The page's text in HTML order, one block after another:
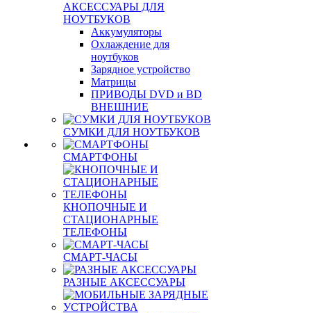
АКСЕССУАРЫ ДЛЯ
НОУТБУКОВ
Аккумуляторы
Охлаждение для
ноутбуков
Зарядное устройство
Матрицы
ПРИВОДЫ DVD и BD
ВНЕШНИЕ
СУМКИ ДЛЯ НОУТБУКОВ
СМАРТФОНЫ
КНОПОЧНЫЕ И
СТАЦИОНАРНЫЕ
ТЕЛЕФОНЫ
СМАРТ-ЧАСЫ
РАЗНЫЕ АКСЕССУАРЫ